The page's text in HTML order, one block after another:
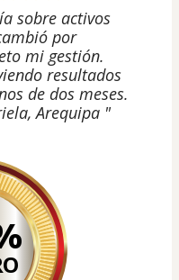
sobre activos
por
mi gestión.
resultados
de dos meses.
Arequipa "